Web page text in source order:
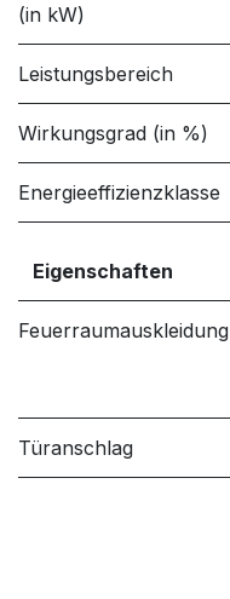
(in kW)
Leistungsbereich
Wirkungsgrad (in %)
Energieeffizienzklasse
Eigenschaften
Feuerraumauskleidung
Türanschlag